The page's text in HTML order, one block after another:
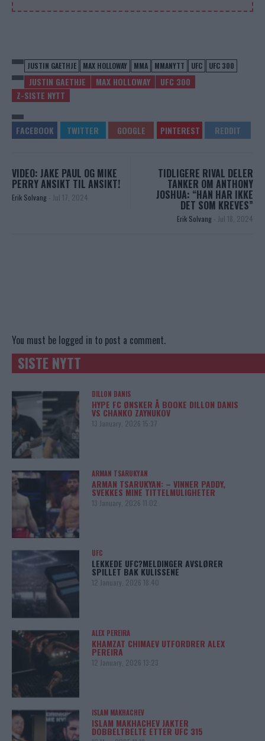
JUSTIN GAETHJE MAX HOLLOWAY MMA MMANYTT UFC UFC 300
JUSTIN GAETHJE MAX HOLLOWAY
UFC 300
Z-SISTE NYTT
VIDEO: JAKE PAUL OG MIKE
PERRY ANSIKT TIL ANSIKT!
Erik Solvang - Jul 17, 2024
TIDLIGERE RIVAL DELER
TANKER OM ANTHONY
JOSHUA: “HAN HAR IKKE
DET SOM KREVES”
Erik Solvang - Jul 18, 2024
You must be logged in to post a comment.
SISTE NYTT
DILLON DANIS
HYPE FC ØNSKER Å BOOKE DILLON DANIS
VS CHANKO ZAYNUKOV
13 January, 2026 15:37
ARMAN TSARUKYAN
ARMAN TSARUKYAN: – VINNER PADDY,
SVEKKES MINE TITTELMULIGHETER
13 January, 2026 11:02
UFC
LEKKEDE UFC?MELDINGER AVSLØRER
SPILLET BAK KULISSENE
12 January, 2026 18:40
ALEX PEREIRA
KHAMZAT CHIMAEV UTFORDRER ALEX
PEREIRA
12 January, 2026 13:23
ISLAM MAKHACHEV
ISLAM MAKHACHEV JAKTER
DOBBELTBELTE ETTER UFC 315